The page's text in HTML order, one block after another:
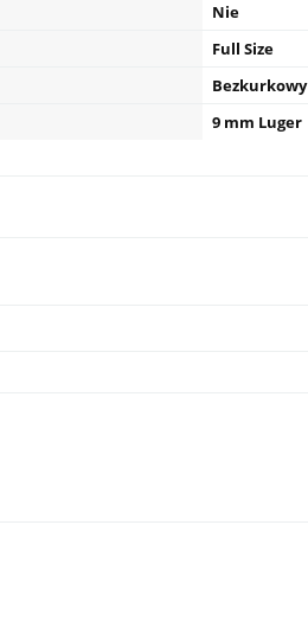
Nie
Full Size
Bezkurkowy
9 mm Luger